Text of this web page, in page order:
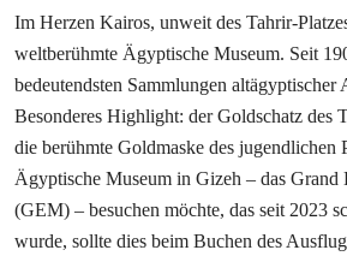
Im Herzen Kairos, unweit des Tahrir-
weltberühmte Ägyptische Museum. Seit
bedeutendsten Sammlungen altägyptischer
Besonderes Highlight: der Goldschatz des
die berühmte Goldmaske des jugendlichen
Ägyptische Museum in Gizeh – das Grand
(GEM) – besuchen möchte, das seit 2023
wurde, sollte dies beim Buchen des